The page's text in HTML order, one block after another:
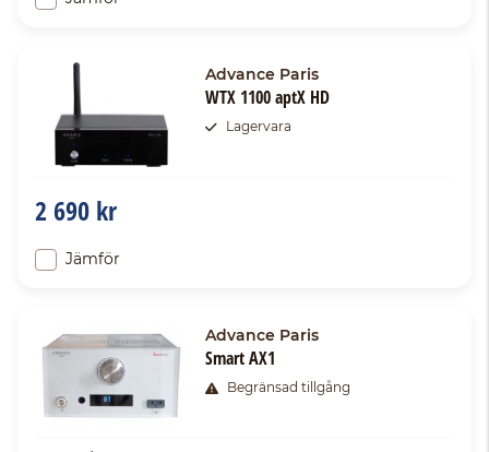
Advance Paris
WTX 1100 aptX HD
Lagervara
2 690 kr
Jämför
Advance Paris
Smart AX1
Begränsad tillgång